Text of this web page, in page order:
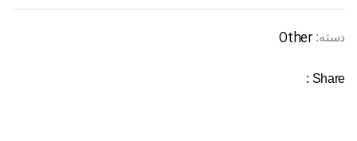
دسته:Other
Share :